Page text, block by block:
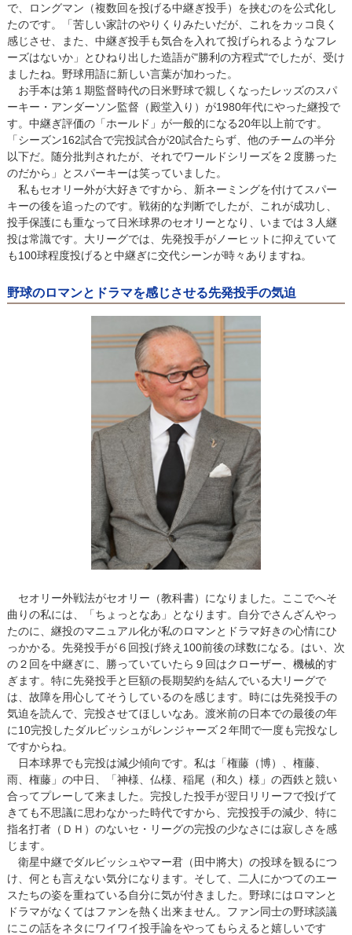
で、ロングマン（複数回を投げる中継ぎ投手）を挟むのを公式化し
たのです。「苦しい家計のやりくりみたいだが、これをカッコ良く
感じさせ、また、中継ぎ投手も気合を入れて投げられるようなフレ
ーズはないか」とひねり出した造語が"勝利の方程式"でしたが、受け
ましたね。野球用語に新しい言葉が加わった。
お手本は第１期監督時代の日米野球で親しくなったレッズのスパ
ーキー・アンダーソン監督（殿堂入り）が1980年代にやった継投で
す。中継ぎ評価の「ホールド」が一般的になる20年以上前です。
「シーズン162試合で完投試合が20試合たらず、他のチームの半分
以下だ。随分批判されたが、それでワールドシリーズを２度勝った
のだから」とスパーキーは笑っていました。
私もセオリー外が大好きですから、新ネーミングを付けてスパー
キーの後を追ったのです。戦術的な判断でしたが、これが成功し、
投手保護にも重なって日米球界のセオリーとなり、いまでは３人継
投は常識です。大リーグでは、先発投手がノーヒットに抑えていて
も100球程度投げると中継ぎに交代シーンが時々ありますね。
野球のロマンとドラマを感じさせる先発投手の気迫
セオリー外戦法がセオリー（教科書）になりました。ここでへそ
曲りの私には、「ちょっとなあ」となります。自分でさんざんやっ
たのに、継投のマニュアル化が私のロマンとドラマ好きの心情にひ
っかかる。先発投手が６回投げ終え100前後の球数になる。はい、次
の２回を中継ぎに、勝っていていたら９回はクローザー、機械的す
ぎます。特に先発投手と巨額の長期契約を結んでいる大リーグで
は、故障を用心してそうしているのを感じます。時には先発投手の
気迫を読んで、完投させてほしいなあ。渡米前の日本での最後の年
に10完投したダルビッシュがレンジャーズ２年間で一度も完投なし
ですからね。
日本球界でも完投は減少傾向です。私は「権藤（博）、権藤、
雨、権藤」の中日、「神様、仏様、稲尾（和久）様」の西鉄と競い
合ってプレーして来ました。完投した投手が翌日リリーフで投げて
きても不思議に思わなかった時代ですから、完投投手の減少、特に
指名打者（ＤＨ）のないセ・リーグの完投の少なさには寂しさを感
じます。
衛星中継でダルビッシュやマー君（田中將大）の投球を観るにつ
け、何とも言えない気分になります。そして、二人にかつてのエー
スたちの姿を重ねている自分に気が付きました。野球にはロマンと
ドラマがなくてはファンを熱く出来ません。ファン同士の野球談議
にこの話をネタにワイワイ投手論をやってもらえると嬉しいです